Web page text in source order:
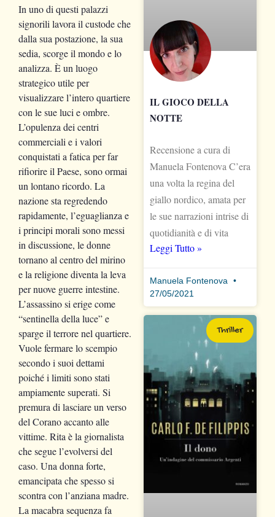
In uno di questi palazzi
signorili lavora il custode che
dalla sua postazione, la sua
sedia, scorge il mondo e lo
analizza. È un luogo
strategico utile per
visualizzare l’intero quartiere
con le sue luci e ombre.
L’opulenza dei centri
commerciali e i valori
conquistati a fatica per far
rifiorire il Paese, sono ormai
un lontano ricordo. La
nazione sta regredendo
rapidamente, l’eguaglianza e
i principi morali sono messi
in discussione, le donne
tornano al centro del mirino
e la religione diventa la leva
per nuove guerre intestine.
L’assassino si erige come
“sentinella della luce” e
sparge il terrore nel quartiere.
Vuole fermare lo scempio
secondo i suoi dettami
poiché i limiti sono stati
ampiamente superati. Si
premura di lasciare un verso
del Corano accanto alle
vittime. Rita è la giornalista
che segue l’evolversi del
caso. Una donna forte,
emancipata che spesso si
scontra con l’anziana madre.
La macabra sequenza fa
IL GIOCO DELLA
NOTTE
Recensione a cura di
Manuela Fontenova C’era
una volta la regina del
giallo nordico, amata per
le sue narrazioni intrise di
quotidianità e di vita
Leggi Tutto »
Manuela Fontenova
27/05/2021
Thriller